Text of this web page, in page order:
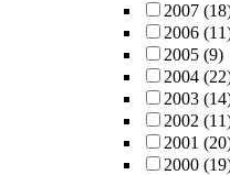
2007
2006
2005 (9)
2004
2003
2002
2001
2000